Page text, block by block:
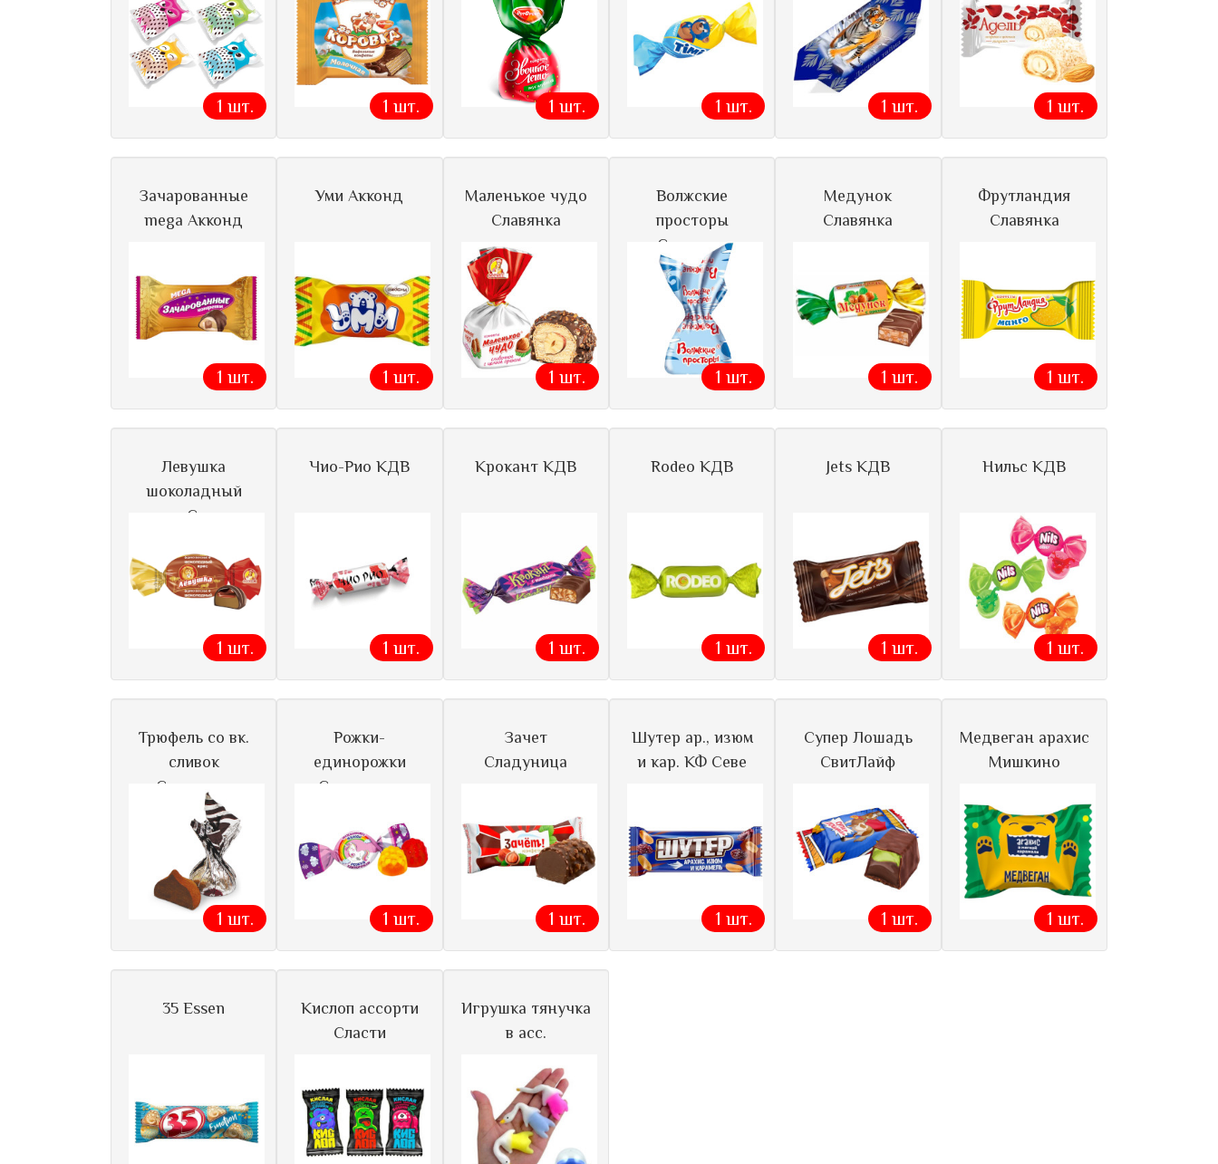
1 шт. 1 шт. 1 шт. 1 шт. 1 шт. 1 шт.
Зачарованные
mega Акконд
1 шт.
Уми Акконд
1 шт.
Маленькое чудо
Славянка
1 шт.
Волжские
просторы
Славянка
1 шт.
Медунок
Славянка
1 шт.
Фрутландия
Славянка
1 шт.
Левушка
шоколадный
ирис Славян
1 шт.
Чио-Рио КДВ
1 шт.
Крокант КДВ
1 шт.
Rodeo КДВ
1 шт.
Jets КДВ
1 шт.
Нильс КДВ
1 шт.
Трюфель со вк.
сливок
Сладонеж
1 шт.
Рожки-
единорожки
Сладуница
1 шт.
Зачет
Сладуница
1 шт.
Шутер ар., изюм
и кар. КФ Севе
1 шт.
Супер Лошадь
СвитЛайф
1 шт.
Медвеган арахис
Мишкино
1 шт.
35 Essen
Кислоп ассорти
Сласти
Игрушка тянучка
в асс.